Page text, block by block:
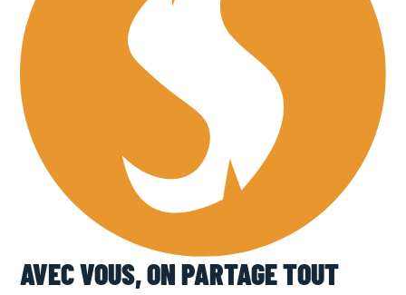
AVEC VOUS, ON PARTAGE TOUT